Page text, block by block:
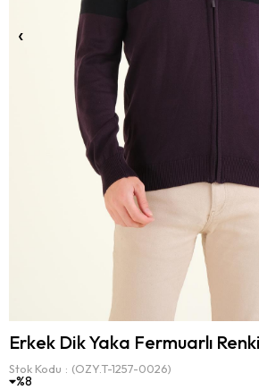
‹
Erkek Dik Yaka Fermuarlı
Stok Kodu (OZY.T-1257-0026)
8